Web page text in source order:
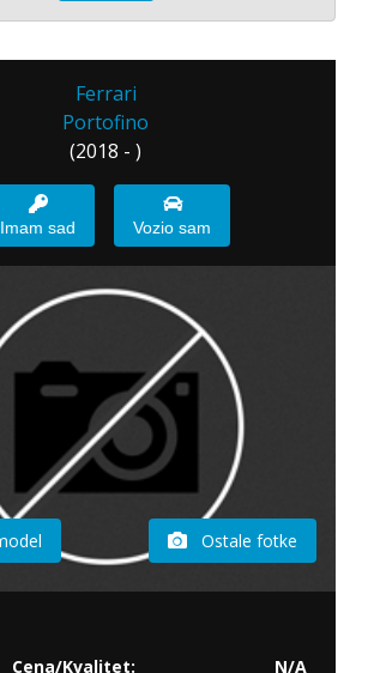
Ferrari
Portofino
(2018 - )
Imam sad Vozio sam
Ostale fotke
Cena/Kvalitet:
N/A